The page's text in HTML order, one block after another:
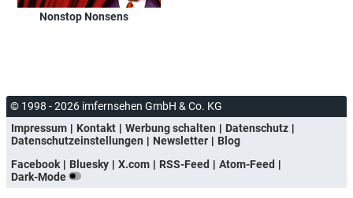
Nonstop Nonsens
© 1998 - 2026 imfernsehen GmbH & Co. KG
Impressum
Kontakt Werbung schalten
Datenschutz
Datenschutzeinstellungen
Newsletter
Blog
Facebook
Bluesky X.com RSS-Feed
Atom-Feed
Dark-Mode